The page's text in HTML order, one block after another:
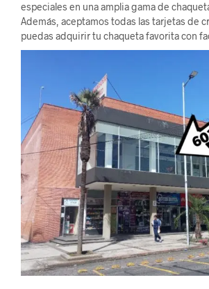
especiales en una amplia gama de
Además, aceptamos todas las tarjetas de
puedas adquirir tu chaqueta favorita con